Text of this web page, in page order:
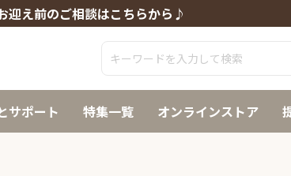
迎え前のご相談はこちらから♪
サポート 特集一覧 オンラインストア